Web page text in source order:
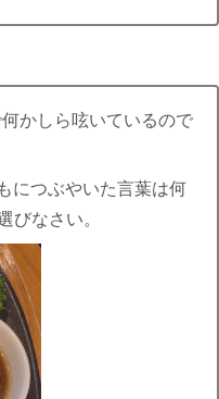
かしら呟いているので
につぶやいた言葉は何
びなさい。